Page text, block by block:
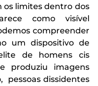
os limites dentro dos
como visível
compreender
um dispositivo de
de homens cis
produziu imagens
pessoas dissidentes